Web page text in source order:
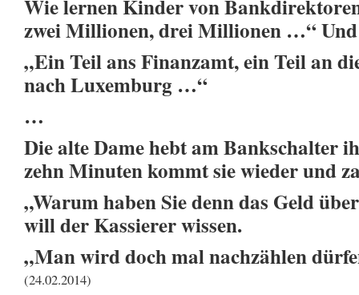
Wie lernen Kinder von
zwei Millionen, drei Millionen …“ Und
„Ein Teil ans Finanzamt, ein Teil an
nach Luxemburg …“
…
Die alte Dame hebt am Bankschalter
zehn Minuten kommt sie wieder und
„Warum haben Sie denn das Geld
will der Kassierer wissen.
„Man wird doch mal nachzählen
(24.02.2014)